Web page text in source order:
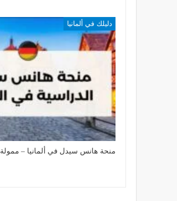
دليلك في ألمانيا
منحة هانس سيدل في ألمانيا – ممولة